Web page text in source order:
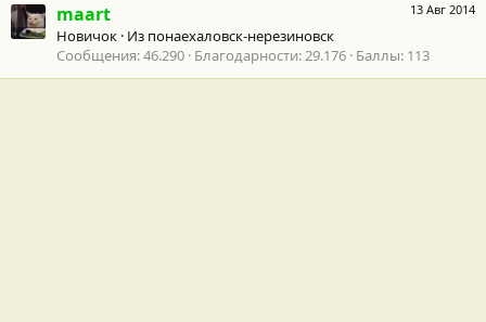
13 Авг 2014
maart
Новичок · Из понаехаловск-нерезиновск
Сообщения 46.290 Благодарности 29.176 Баллы 113